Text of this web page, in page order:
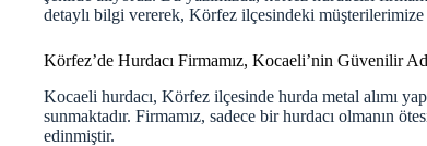
detaylı bilgi vererek, Körfez ilçesindeki müşterilerimize
Körfez’de Hurdacı Firmamız, Kocaeli’nin Güvenilir
Kocaeli hurdacı, Körfez ilçesinde hurda metal alımı
sunmaktadır. Firmamız, sadece bir hurdacı olmanın
edinmiştir.